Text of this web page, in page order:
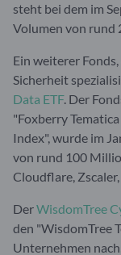
steht bei dem im
Volumen von rund
Ein weiterer
Sicherheit
Data ETF. Der
"Foxberry
Index", wurde im
von rund 100
Cloudflare,
DerWisdomTree
den "WisdomTree
Unternehmen